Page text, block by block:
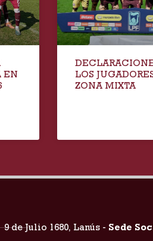
EN
LOS
ZONA MIXTA
9 de Julio 1680, Lanús - Sede